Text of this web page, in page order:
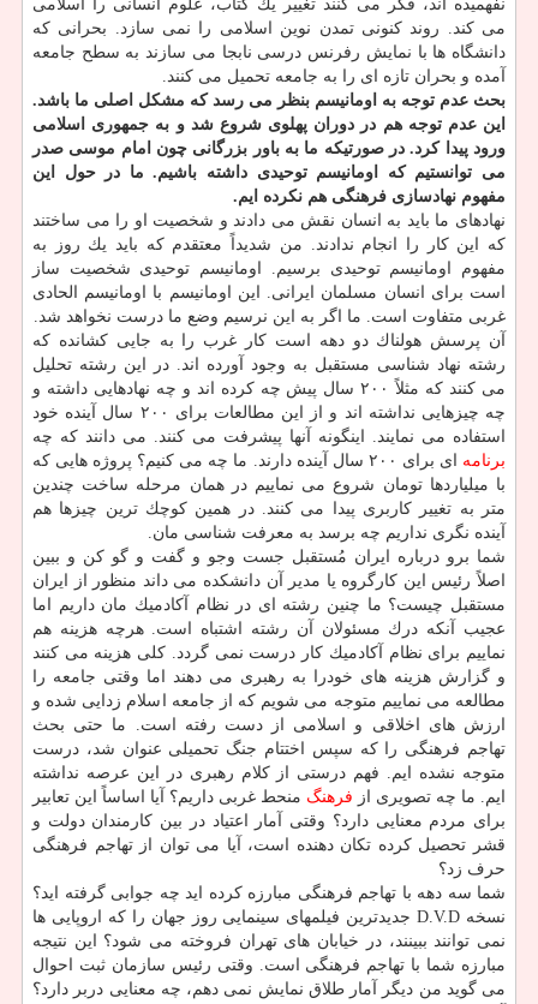
نفهمیده اند، فكر می كنند تغییر یك كتاب، علوم انسانی را اسلامی
می كند. روند كنونی تمدن نوین اسلامی را نمی سازد. بحرانی كه
دانشگاه ها با نمایش رفرنس درسی نابجا می سازند به سطح جامعه
آمده و بحران تازه ای را به جامعه تحمیل می كنند.
بحث عدم توجه به اومانیسم بنظر می رسد كه مشكل اصلی ما باشد.
این عدم توجه هم در دوران پهلوی شروع شد و به جمهوری اسلامی
ورود پیدا كرد. در صورتیكه ما به باور بزرگانی چون امام موسی صدر
می توانستیم كه اومانیسم توحیدی داشته باشیم. ما در حول این
مفهوم نهادسازی فرهنگی هم نكرده ایم.
نهادهای ما باید به انسان نقش می دادند و شخصیت او را می ساختند
كه این كار را انجام ندادند. من شدیداً معتقدم كه باید یك روز به
مفهوم اومانیسم توحیدی برسیم. اومانیسم توحیدی شخصیت ساز
است برای انسان مسلمان ایرانی. این اومانیسم با اومانیسم الحادی
غربی متفاوت است. ما اگر به این نرسیم وضع ما درست نخواهد شد.
آن پرسش هولناك دو دهه است كار غرب را به جایی كشانده كه
رشته نهاد شناسی مستقبل به وجود آورده اند. در این رشته تحلیل
می كنند كه مثلاً ۲۰۰ سال پیش چه كرده اند و چه نهادهایی داشته و
چه چیزهایی نداشته اند و از این مطالعات برای ۲۰۰ سال آینده خود
استفاده می نمایند. اینگونه آنها پیشرفت می كنند. می دانند كه چه
برنامه
ای برای ۲۰۰ سال آینده دارند. ما چه می كنیم؟ پروژه هایی كه
با میلیاردها تومان شروع می نماییم در همان مرحله ساخت چندین
متر به تغییر كاربری پیدا می كنند. در همین كوچك ترین چیزها هم
آینده نگری نداریم چه برسد به معرفت شناسی مان.
شما برو درباره ایران مُستقبل جست وجو و گفت و گو كن و ببین
اصلاً رئیس این كارگروه یا مدیر آن دانشكده می داند منظور از ایران
مستقبل چیست؟ ما چنین رشته ای در نظام آكادمیك مان داریم اما
عجیب آنكه درك مسئولان آن رشته اشتباه است. هرچه هزینه هم
نماییم برای نظام آكادمیك كار درست نمی گردد. كلی هزینه می كنند
و گزارش هزینه های خودرا به رهبری می دهند اما وقتی جامعه را
مطالعه می نماییم متوجه می شویم كه از جامعه اسلام زدایی شده و
ارزش های اخلاقی و اسلامی از دست رفته است. ما حتی بحث
تهاجم فرهنگی را كه سپس اختتام جنگ تحمیلی عنوان شد، درست
متوجه نشده ایم. فهم درستی از كلام رهبری در این عرصه نداشته
ایم. ما چه تصویری از فرهنگ منحط غربی داریم؟ آیا اساساً این تعابیر
برای مردم معنایی دارد؟ وقتی آمار اعتیاد در بین كارمندان دولت و
قشر تحصیل كرده تكان دهنده است، آیا می توان از تهاجم فرهنگی
حرف زد؟
شما سه دهه با تهاجم فرهنگی مبارزه كرده اید چه جوابی گرفته اید؟
نسخه D.V.D جدیدترین فیلمهای سینمایی روز جهان را كه اروپایی ها
نمی توانند ببینند، در خیابان های تهران فروخته می شود؟ این نتیجه
مبارزه شما با تهاجم فرهنگی است. وقتی رئیس سازمان ثبت احوال
می گوید من دیگر آمار طلاق نمایش نمی دهم، چه معنایی دربر دارد؟